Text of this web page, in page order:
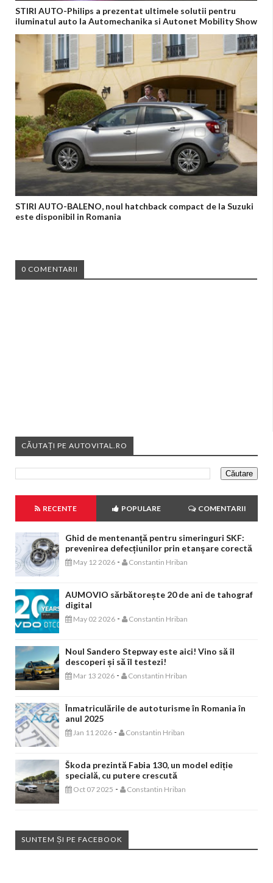
STIRI AUTO-Philips a prezentat ultimele solutii pentru
iluminatul auto la Automechanika si Autonet Mobility Show
STIRI AUTO-BALENO, noul hatchback compact de la Suzuki
este disponibil in Romania
0 COMENTARII
CĂUTAȚI PE AUTOVITAL.RO
RECENTE POPULARE COMENTARII
Ghid de mentenanță pentru simeringuri SKF:
prevenirea defecțiunilor prin etanșare corectă
May 12 2026 - Constantin Hriban
AUMOVIO sărbătorește 20 de ani de tahograf
digital
May 02 2026 - Constantin Hriban
Noul Sandero Stepway este aici! Vino să îl
descoperi și să îl testezi!
Mar 13 2026 - Constantin Hriban
Înmatriculările de autoturisme în Romania în
anul 2025
Jan 11 2026 - Constantin Hriban
Škoda prezintă Fabia 130, un model ediție
specială, cu putere crescută
Oct 07 2025 - Constantin Hriban
SUNTEM ȘI PE FACEBOOK